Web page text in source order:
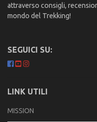
attraverso consigli,
mondo del Trekking!
SEGUICI SU:
LINK UTILI
MISSION